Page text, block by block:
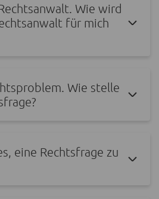
Wie wird
für mich
Wie stelle
eine Rechtsfrage zu